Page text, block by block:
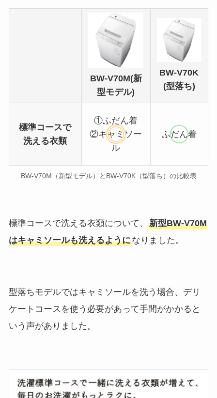
BW-V70M(新
型モデル)
BW-V70K
(型落ち)
標準コースで
洗える衣類
①ふだん着
②キャミソー
ル
ふだん着
BW-V70M（新型モデル）とBW-V70K（型落ち）の比較表
標準コースで洗える衣類について、 新型BW-V70M
はキャミソールも洗えるようになりました。
型落ちモデルではキャミソールを洗う場合、デリ
ケートコースを使う必要があって手間がかかると
いう声がありました。